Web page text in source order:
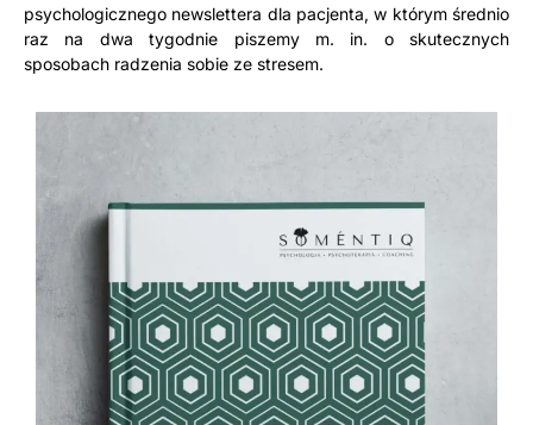
psychologicznego newslettera dla pacjenta, w którym średnio
raz na dwa tygodnie piszemy m. in. o skutecznych
sposobach radzenia sobie ze stresem.